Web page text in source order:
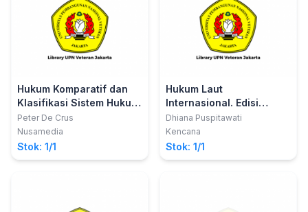
Hukum Komparatif dan
Klasifikasi Sistem Hukum
ke dalam Keluarga
Hukum
Peter De Crus
Nusamedia
Stok: 1/1
Hukum Laut
Internasional. Edisi
Kedua
Dhiana Puspitawati
Kencana
Stok: 1/1